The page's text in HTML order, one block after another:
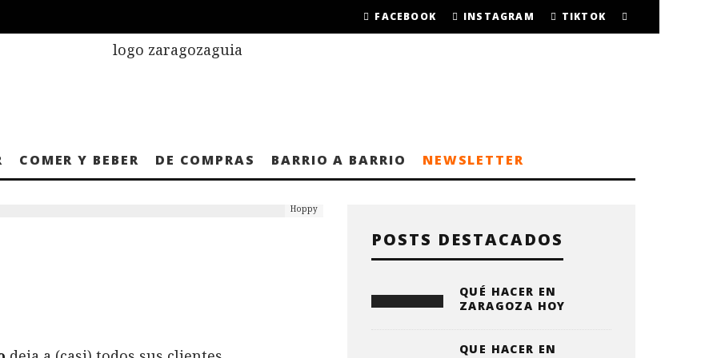
FACEBOOK INSTAGRAM TIKTOK
COMER Y BEBER DE COMPRAS BARRIO A BARRIO NEWSLETTER
Hoppy
POSTS DESTACADOS
QUÉ HACER EN
ZARAGOZA HOY
QUE HACER EN